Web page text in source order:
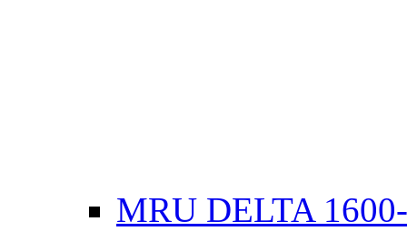
MRU DELTA